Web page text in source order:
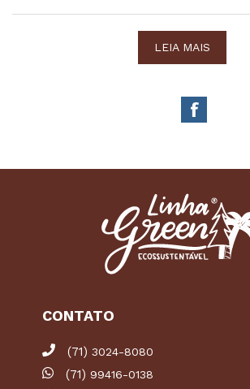
LEIA MAIS
CONTATO
(71) 3024-8080
(71) 99416-0138